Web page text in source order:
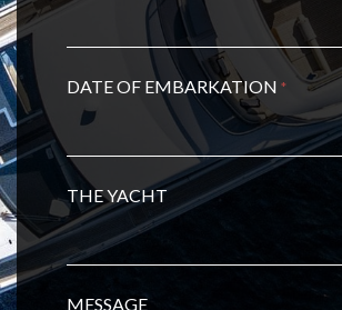
DATE OF EMBARKATION *
THE YACHT
MESSAGE